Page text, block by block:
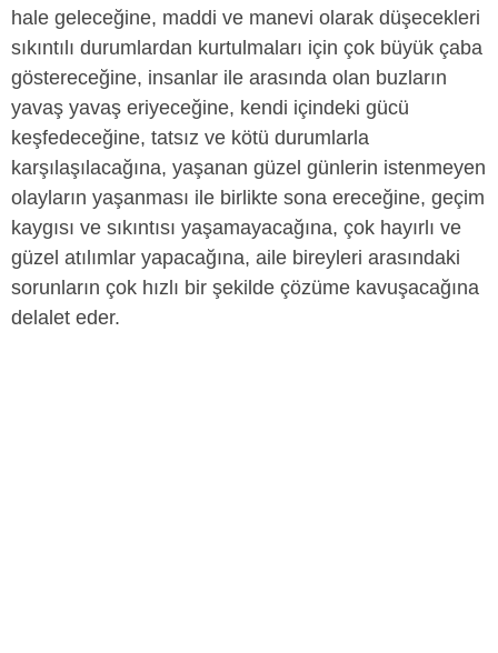
hale geleceğine, maddi ve manevi olarak düşecekleri
sıkıntılı durumlardan kurtulmaları için çok büyük çaba
göstereceğine, insanlar ile arasında olan buzların
yavaş yavaş eriyeceğine, kendi içindeki gücü
keşfedeceğine, tatsız ve kötü durumlarla
karşılaşılacağına, yaşanan güzel günlerin istenmeyen
olayların yaşanması ile birlikte sona ereceğine, geçim
kaygısı ve sıkıntısı yaşamayacağına, çok hayırlı ve
güzel atılımlar yapacağına, aile bireyleri arasındaki
sorunların çok hızlı bir şekilde çözüme kavuşacağına
delalet eder.